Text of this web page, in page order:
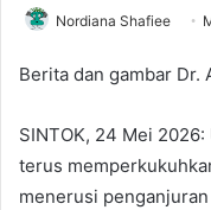
Nordiana Shafiee
Berita dan gambar Dr.
SINTOK, 24 Mei
terus
menerusi